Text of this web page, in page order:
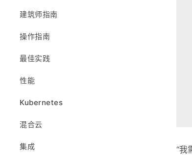
加密
对象不可变性
身份和访问管理
版本
据，只需使用SnowSQL进行查询。
使
了解MinIO和Veeam如何合作，为各种备份用
了
务
建筑师指南
操作指南
最佳实践
性能
Kubernetes
混合云
集成
“我